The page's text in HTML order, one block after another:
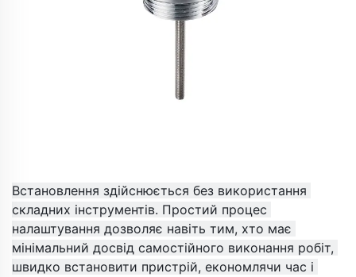
Встановлення здійснюється без використання
складних інструментів. Простий процес
налаштування дозволяє навіть тим, хто має
мінімальний досвід самостійного виконання робіт,
швидко встановити пристрій, економлячи час і